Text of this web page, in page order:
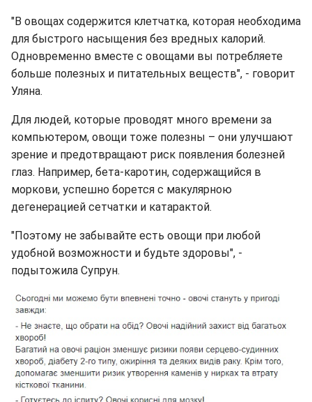
"В овощах содержится клетчатка, которая необходима
для быстрого насыщения без вредных калорий.
Одновременно вместе с овощами вы потребляете
больше полезных и питательных веществ", - говорит
Уляна.
Для людей, которые проводят много времени за
компьютером, овощи тоже полезны – они улучшают
зрение и предотвращают риск появления болезней
глаз. Например, бета-каротин, содержащийся в
моркови, успешно борется с макулярною
дегенерацией сетчатки и катарактой.
"Поэтому не забывайте есть овощи при любой
удобной возможности и будьте здоровы", -
подытожила Супрун.